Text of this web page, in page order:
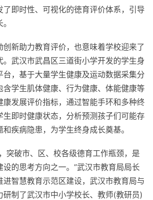
了即时性、可视化的徳育评价体系，引导
创新助力教育评价，也意味着学校迎来了
。武汉市武昌区三道街小学开发的学生身
台，基于大量学生健康及运动数据采集分
含学生肌体健康、行为健康、体能健康等
康发展评价指标，通过智能手环和多种终
生即时健康状态，分析预测孩子们可能存
疾病隐患，为学生终身成长奠基。
突破市、区、校各级德育工作瓶颈，是
的思考方向之一。”武汉市教育局局长
进智慧教育示范区建设，武汉市教育局与
研制了武汉市中小学校长、教师(教研员)